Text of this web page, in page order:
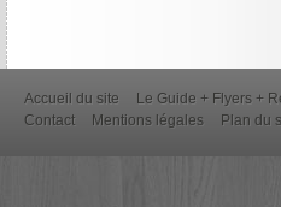
Accueil du site Le Guide + Flyers +
Contact
Mentions légales Plan du